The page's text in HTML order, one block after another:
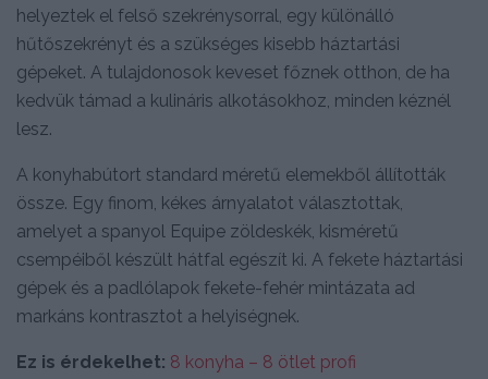
helyeztek el felső szekrénysorral, egy különálló
hűtőszekrényt és a szükséges kisebb háztartási
gépeket. A tulajdonosok keveset főznek otthon, de ha
kedvük támad a kulináris alkotásokhoz, minden kéznél
lesz.
A konyhabútort standard méretű elemekből állították
össze. Egy finom, kékes árnyalatot választottak,
amelyet a spanyol Equipe zöldeskék, kisméretű
csempéiből készült hátfal egészít ki. A fekete háztartási
gépek és a padlólapok fekete-fehér mintázata ad
markáns kontrasztot a helyiségnek.
Ez is érdekelhet: 8 konyha – 8 ötlet profi